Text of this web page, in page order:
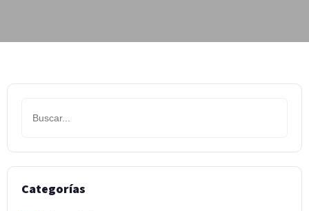
Categorías